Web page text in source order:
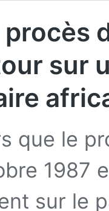
procès
sur
que le
1987
sur le